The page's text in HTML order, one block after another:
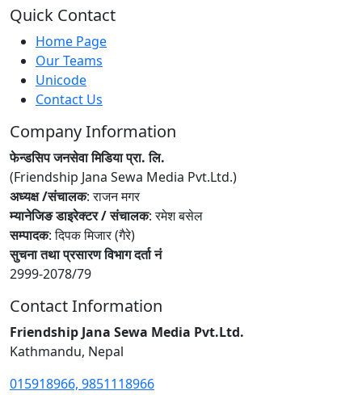
Quick Contact
Home Page
Our Teams
Unicode
Contact Us
Company Information
फेन्डसिप जनसेवा मिडिया प्रा. लि.
(Friendship Jana Sewa Media Pvt.Ltd.)
अध्यक्ष /संचालक: राजन मगर
म्यानेजिङ डाइरेक्टर / संचालक: रमेश बसेल
सम्पादक: दिपक मिजार (गैरे)
सुचना तथा प्रसारण विभाग दर्ता नं
2999-2078/79
Contact Information
Friendship Jana Sewa Media Pvt.Ltd.
Kathmandu, Nepal
015918966, 9851118966